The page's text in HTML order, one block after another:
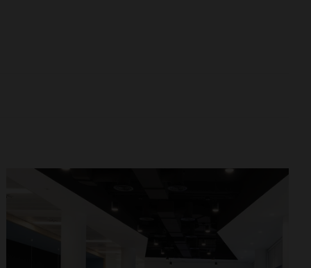
Hospitales
Cruceros